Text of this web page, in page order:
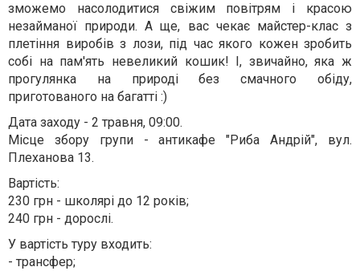
зможемо насолодитися свіжим повітрям і красою
незайманої природи. А ще, вас чекає майстер-клас з
плетіння виробів з лози, під час якого кожен зробить
собі на пам'ять невеликий кошик! І, звичайно, яка ж
прогулянка на природі без смачного обіду,
приготованого на багатті :)
Дата заходу - 2 травня, 09:00.
Місце збору групи - антикафе "Риба Андрій", вул.
Плеханова 13.
Вартість:
230 грн - школярі до 12 років;
240 грн - дорослі.
У вартість туру входить:
- трансфер;